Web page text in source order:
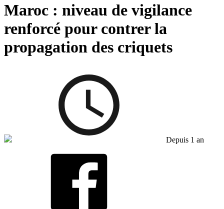
Maroc : niveau de vigilance
renforcé pour contrer la
propagation des criquets
Depuis 1 an